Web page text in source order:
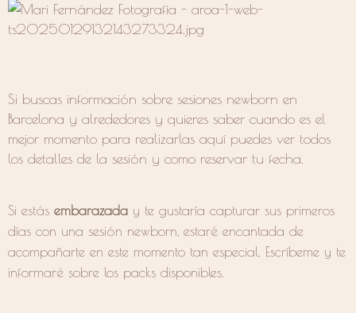
Si buscas información sobre sesiones newborn en
Barcelona y alrededores y quieres saber cuando es el
mejor momento para realizarlas aquí puedes ver todos
los detalles de la sesión y como reservar tu fecha.
Si estás embarazada y te gustaría capturar sus primeros
días con una sesión newborn, estaré encantada de
acompañarte en este momento tan especial. Escríbeme y te
informaré sobre los packs disponibles.